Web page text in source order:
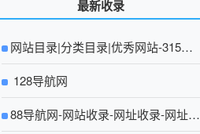
最新收录
网站目录|分类目录|优秀网站-315友
链网【官方网站】
128导航网
88导航网-网站收录-网址收录-网址导